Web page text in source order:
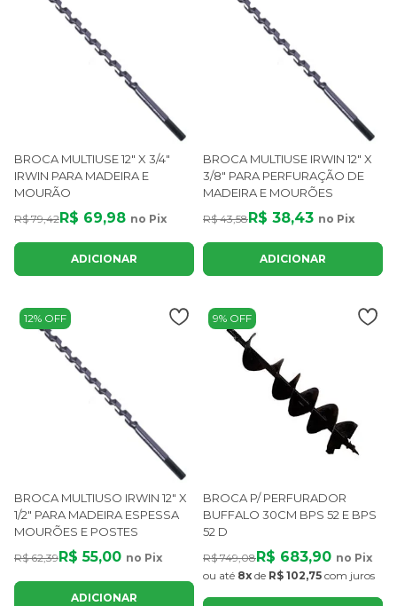
BROCA MULTIUSE 12" X 3/4"
IRWIN PARA MADEIRA E
MOURÃO
R$ 79,42R$ 69,98 no Pix
ADICIONAR
BROCA MULTIUSE IRWIN 12" X
3/8" PARA PERFURAÇÃO DE
MADEIRA E MOURÕES
R$ 43,58R$ 38,43 no Pix
ADICIONAR
12% OFF
BROCA MULTIUSO IRWIN 12" X
1/2" PARA MADEIRA ESPESSA
MOURÕES E POSTES
R$ 62,39R$ 55,00 no Pix
ADICIONAR
9% OFF
BROCA P/ PERFURADOR
BUFFALO 30CM BPS 52 E BPS
52 D
R$ 749,08R$ 683,90 no Pix
ou até 8x de R$ 102,75 com juros